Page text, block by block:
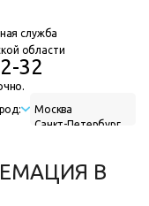
служба
области
Москва
Санкт-Петербург
Новосибирск
32
В